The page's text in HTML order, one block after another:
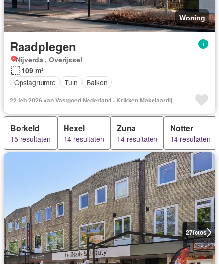
Woning
Raadplegen
Nijverdal, Overijssel
109 m²
Opslagruimte
Tuin Balkon
22 feb 2026 van Vastgoed Nederland - Krikken Makelaardij
Borkeld
15 resultaten
Hexel
14 resultaten
Zuna
14 resultaten
Notter
14 resultaten
27fotos